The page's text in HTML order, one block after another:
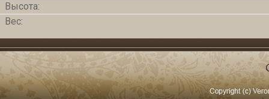
Высота:
Вес: